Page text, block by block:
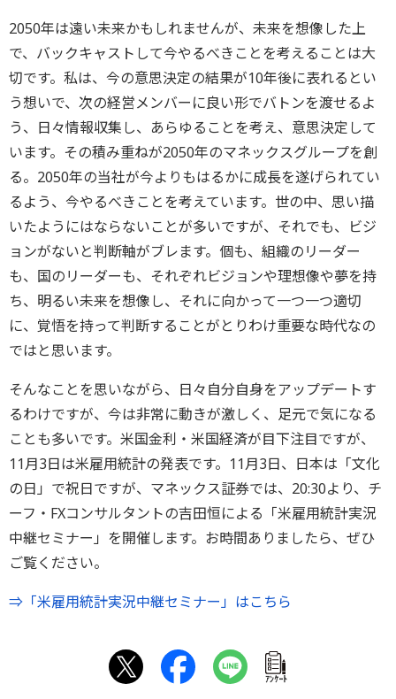
2050年は遠い未来かもしれませんが、未来を想像した上
で、バックキャストして今やるべきことを考えることは大
切です。私は、今の意思決定の結果が10年後に表れるとい
う想いで、次の経営メンバーに良い形でバトンを渡せるよ
う、日々情報収集し、あらゆることを考え、意思決定して
います。その積み重ねが2050年のマネックスグループを創
る。2050年の当社が今よりもはるかに成長を遂げられてい
るよう、今やるべきことを考えています。世の中、思い描
いたようにはならないことが多いですが、それでも、ビジ
ョンがないと判断軸がブレます。個も、組織のリーダー
も、国のリーダーも、それぞれビジョンや理想像や夢を持
ち、明るい未来を想像し、それに向かって一つ一つ適切
に、覚悟を持って判断することがとりわけ重要な時代なの
ではと思います。
そんなことを思いながら、日々自分自身をアップデートす
るわけですが、今は非常に動きが激しく、足元で気になる
ことも多いです。米国金利・米国経済が目下注目ですが、
11月3日は米雇用統計の発表です。11月3日、日本は「文化
の日」で祝日ですが、マネックス証券では、20:30より、チ
ーフ・FXコンサルタントの吉田恒による「米雇用統計実況
中継セミナー」を開催します。お時間ありましたら、ぜひ
ご覧ください。
⇒「米雇用統計実況中継セミナー」はこちら
ｱﾝｹｰﾄ